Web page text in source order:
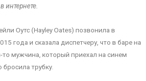
интернете.
Оутс (Hayley Oates) позвонила в
года и сказала диспетчеру, что в баре на
мужчина, который приехал на синем
трубку.